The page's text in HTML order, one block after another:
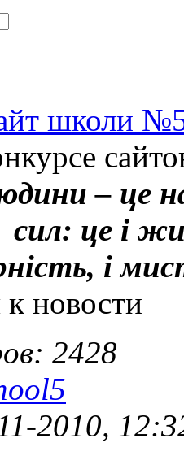
школи
– це
сил: це і
і
новости
2428
2010,